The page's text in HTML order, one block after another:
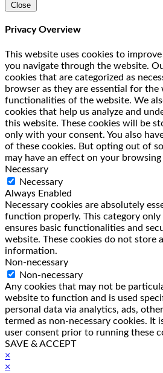
Close
Privacy Overview
This website uses cookies to
you navigate through the website.
cookies that are categorized as
browser as they are essential for the
functionalities of the website. We
cookies that help us analyze and
this website. These cookies will be
only with your consent. You also
of these cookies. But opting out of
may have an effect on your browsing
Necessary
Necessary
Always Enabled
Necessary cookies are absolutely
function properly. This category
ensures basic functionalities and
website. These cookies do not store
information.
Non-necessary
Non-necessary
Any cookies that may not be
website to function and is used
personal data via analytics, ads,
termed as non-necessary cookies. It
user consent prior to running these
SAVE & ACCEPT
×
×